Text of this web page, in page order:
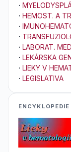
·
· HEMOST. A
·
·
· LABORAT.
· LEKÁRSKA
· LIEKY V
· LEGISLATIVA
ENCYKLOPEDIE